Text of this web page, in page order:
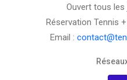
Ouvert tous les
Réservation Tennis
Email :